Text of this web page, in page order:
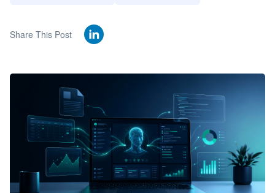
Share This Post